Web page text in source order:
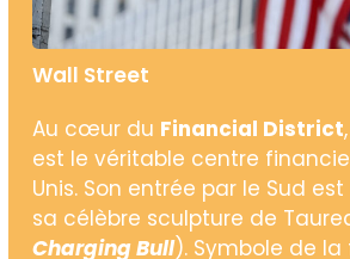
Wall Street
Au cœur du Financial District
est le véritable centre
Unis. Son entrée par le Sud
sa célèbre sculpture de
Charging Bull). Symbole de